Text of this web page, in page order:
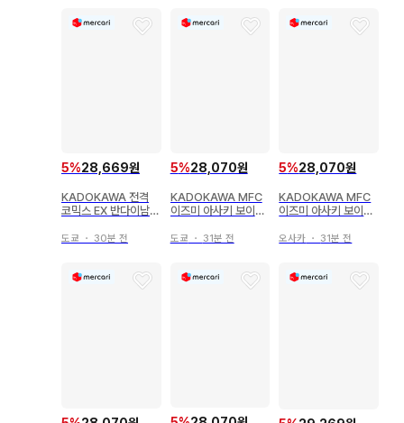
5%28,669원
KADOKAWA 전격
코믹스 EX 반다이남코
마스터 신데렐라 걸스
도쿄 ・ 30분 전
5%28,070원
KADOKAWA MFC
이즈미 아사키 보이는
도쿄 ・ 31분 전
5%28,070원
KADOKAWA MFC
이즈미 아사키 보이는
오사카 ・ 31분 전